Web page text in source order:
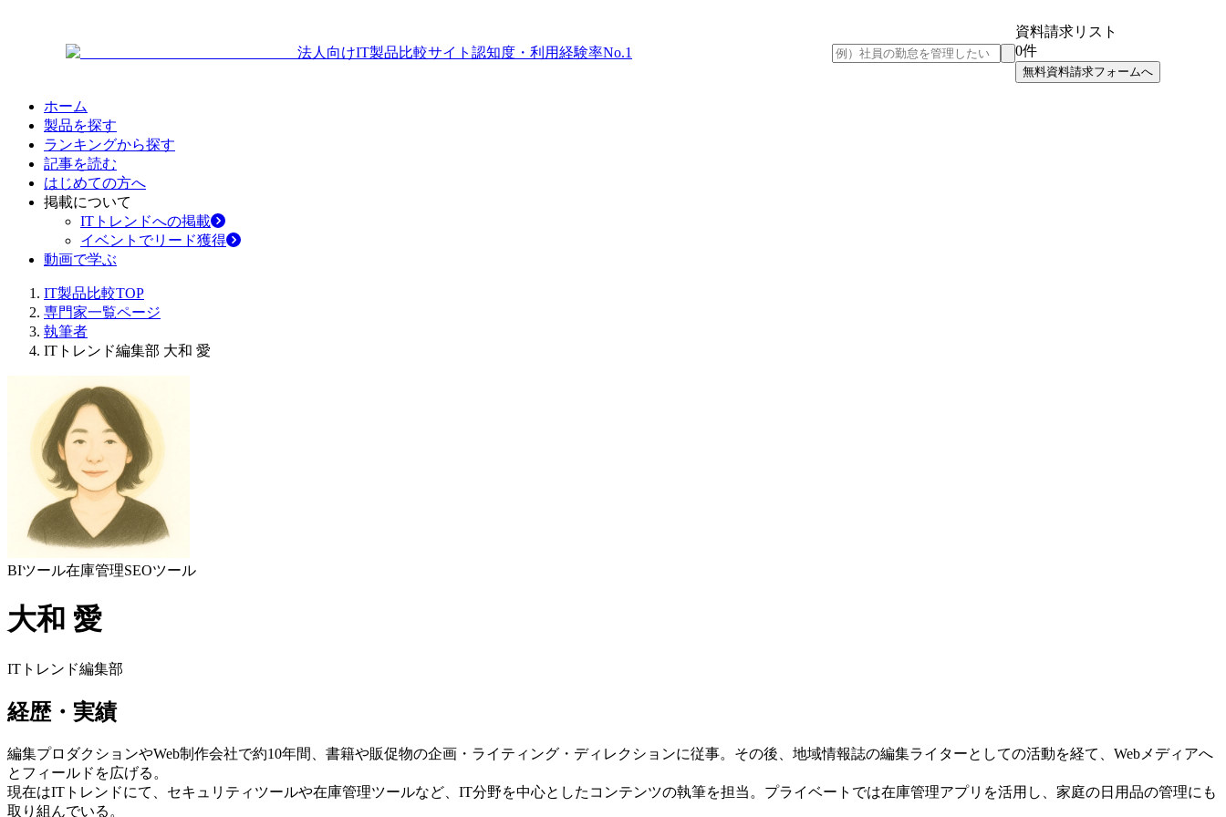
法人向けIT製品比較サイト 認知度・利用経験率No.1
資料請求リスト
0件
無料資料請求フォームへ
ホーム
製品を探す
ランキングから探す
記事を読む
はじめての方へ
掲載について
ITトレンドへの掲載
イベントでリード獲得
動画で学ぶ
IT製品比較TOP
専門家一覧ページ
執筆者
ITトレンド編集部 大和 愛
BIツール在庫管理SEOツール
大和 愛
ITトレンド編集部
経歴・実績
編集プロダクションやWeb制作会社で約10年間、書籍や販促物の企画・ライティング・ディレクションに従事。その後、地域情報誌の編集ライターとしての活動を経て、Webメディアへ
とフィールドを広げる。
現在はITトレンドにて、セキュリティツールや在庫管理ツールなど、IT分野を中心としたコンテンツの執筆を担当。プライベートでは在庫管理アプリを活用し、家庭の日用品の管理にも
取り組んでいる。